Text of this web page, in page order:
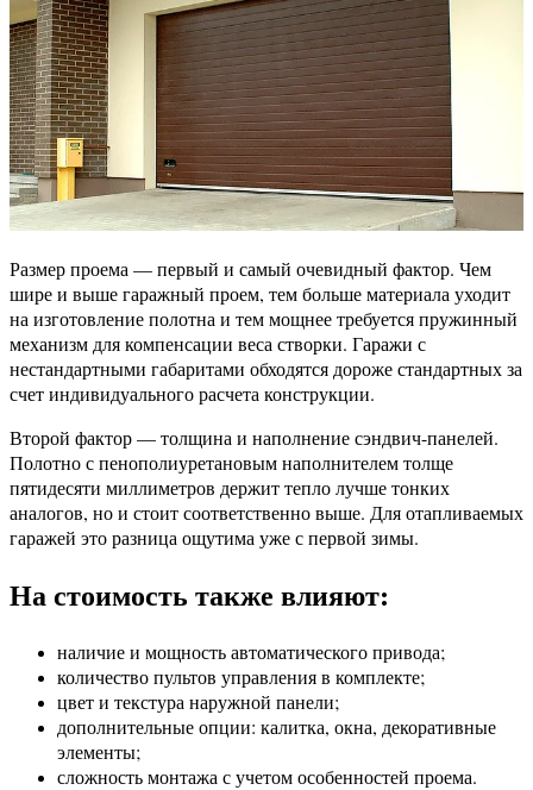
Размер проема — первый и самый очевидный фактор. Чем
шире и выше гаражный проем, тем больше материала уходит
на изготовление полотна и тем мощнее требуется пружинный
механизм для компенсации веса створки. Гаражи с
нестандартными габаритами обходятся дороже стандартных за
счет индивидуального расчета конструкции.
Второй фактор — толщина и наполнение сэндвич-панелей.
Полотно с пенополиуретановым наполнителем толще
пятидесяти миллиметров держит тепло лучше тонких
аналогов, но и стоит соответственно выше. Для отапливаемых
гаражей это разница ощутима уже с первой зимы.
На стоимость также влияют:
наличие и мощность автоматического привода;
количество пультов управления в комплекте;
цвет и текстура наружной панели;
дополнительные опции: калитка, окна, декоративные
элементы;
сложность монтажа с учетом особенностей проема.